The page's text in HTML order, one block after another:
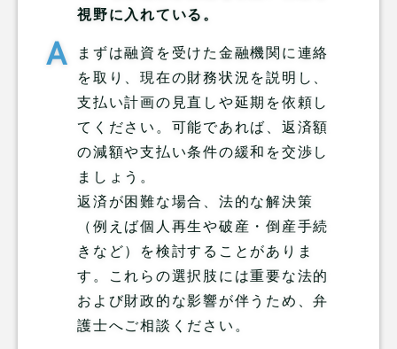
視野に入れている。
まずは融資を受けた金融機関に連絡
を取り、現在の財務状況を説明し、
支払い計画の見直しや延期を依頼し
てください。可能であれば、返済額
の減額や支払い条件の緩和を交渉し
ましょう。
返済が困難な場合、法的な解決策
（例えば個人再生や破産・倒産手続
きなど）を検討することがありま
す。これらの選択肢には重要な法的
および財政的な影響が伴うため、弁
護士へご相談ください。